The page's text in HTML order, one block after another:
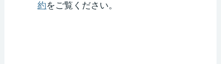
約をご覧ください。